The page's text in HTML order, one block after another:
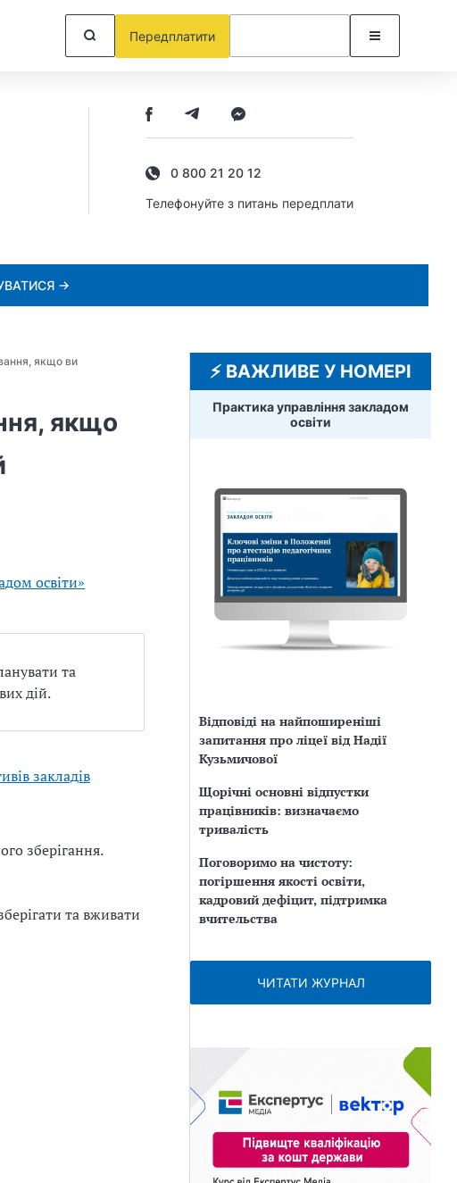
Передплатити
0 800 21 20 12
Телефонуйте з питань передплати
→
якщо ви
якщо
освіти»
та
дій.
закладів
зберігання.
та вживати
⚡️ ВАЖЛИВЕ У НОМЕРІ
Практика управління закладом
освіти
Відповіді на найпоширеніші
запитання про ліцеї від Надії
Кузьмичової
Щорічні основні відпустки
працівників: визначаємо
тривалість
Поговоримо на чистоту:
погіршення якості освіти,
кадровий дефіцит, підтримка
вчительства
ЧИТАТИ ЖУРНАЛ